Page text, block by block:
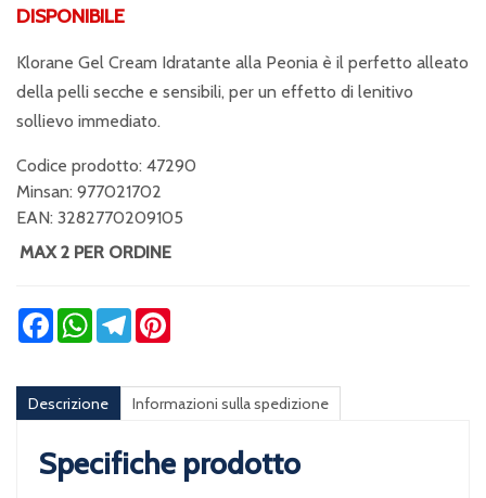
DISPONIBILE
Klorane Gel Cream Idratante alla Peonia è il perfetto alleato
della pelli secche e sensibili, per un effetto di lenitivo
sollievo immediato.
Codice prodotto: 47290
Minsan: 977021702
EAN: 3282770209105
MAX 2 PER ORDINE
FacebookWhatsApp
Telegram
Descrizione Informazioni sulla spedizione
Specifiche prodotto